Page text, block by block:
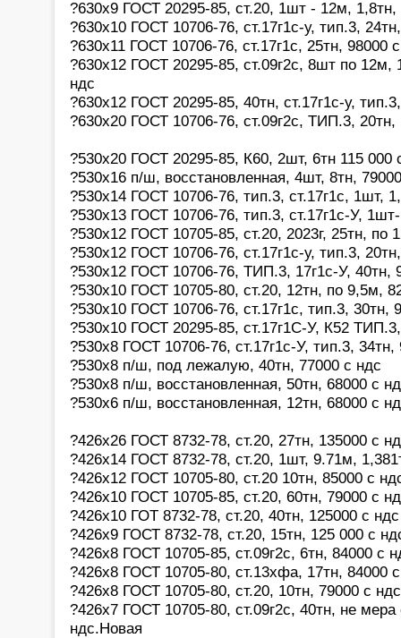
?630х9 ГОСТ 20295-85, ст.20, 1шт - 12м, 1,8тн,
?630х10 ГОСТ 10706-76, ст.17г1с-у, тип.3,
?630х11 ГОСТ 10706-76, ст.17г1с, 25тн,
?630х12 ГОСТ 20295-85, ст.09г2с, 8шт по 12м,
ндс
?630х12 ГОСТ 20295-85, 40тн, ст.17г1с-у,
?630х20 ГОСТ 10706-76, ст.09г2с, ТИП.3,
?530х20 ГОСТ 20295-85, К60, 2шт, 6тн 115 000
?530х16 п/ш, восстановленная, 4шт, 8тн,
?530х14 ГОСТ 10706-76, тип.3, ст.17г1с, 1шт,
?530х13 ГОСТ 10706-76, тип.3, ст.17г1с-У,
?530х12 ГОСТ 10705-85, ст.20, 2023г, 25тн, по
?530х12 ГОСТ 10706-76, ст.17г1с-у, тип.3,
?530х12 ГОСТ 10706-76, ТИП.3, 17г1с-У,
?530х10 ГОСТ 10705-80, ст.20, 12тн, по 9,5м,
?530х10 ГОСТ 10706-76, ст.17г1с, тип.3,
?530х10 ГОСТ 20295-85, ст.17г1С-У, К52
?530х8 ГОСТ 10706-76, ст.17г1с-У, тип.3,
?530х8 п/ш, под лежалую, 40тн, 77000 с ндс
?530х8 п/ш, восстановленная, 50тн, 68000 с
?530х6 п/ш, восстановленная, 12тн, 68000 с
?426х26 ГОСТ 8732-78, ст.20, 27тн, 135000 с
?426х14 ГОСТ 8732-78, ст.20, 1шт, 9.71м,
?426х12 ГОСТ 10705-80, ст.20 10тн, 85000 с
?426х10 ГОСТ 10705-85, ст.20, 60тн, 79000 с
?426х10 ГОТ 8732-78, ст.20, 40тн, 125000 с ндс
?426х9 ГОСТ 8732-78, ст.20, 15тн, 125 000 с
?426х8 ГОСТ 10705-85, ст.09г2с, 6тн, 84000 с
?426х8 ГОСТ 10705-80, ст.13хфа, 17тн, 84000
?426х8 ГОСТ 10705-80, ст.20, 10тн, 79000 с ндс
?426х7 ГОСТ 10705-80, ст.09г2с, 40тн, не
ндс.Новая